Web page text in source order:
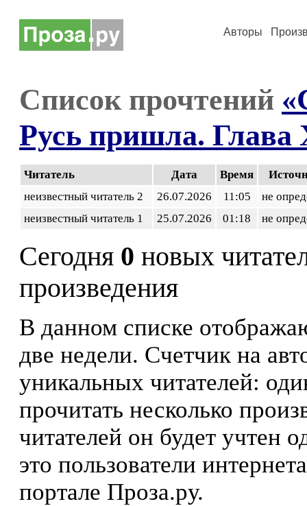
Авторы
Список прочтений
Русь пришла. Глава
Читатель Дата Время
неизвестный читатель 2
26.07.2026 11:05
не
неизвестный читатель 1
25.07.2026 01:18 не
Сегодня 0 новых
произведения
В данном списке
две недели. Счетчик на
уникальных читателей:
прочитать несколько
читателей он будет учтен
это пользователи
портале Проза.ру.